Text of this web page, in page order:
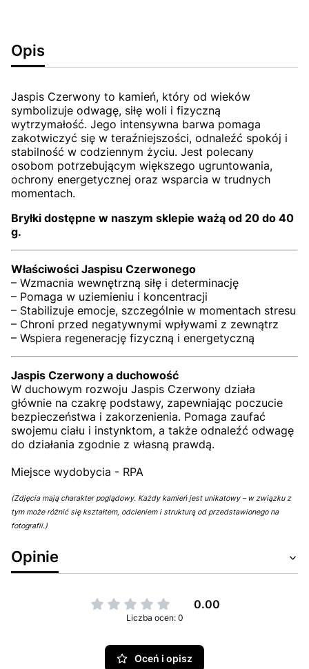
Opis
Jaspis Czerwony to kamień, który od wieków
symbolizuje odwagę, siłę woli i fizyczną
wytrzymałość. Jego intensywna barwa pomaga
zakotwiczyć się w teraźniejszości, odnaleźć spokój i
stabilność w codziennym życiu. Jest polecany
osobom potrzebującym większego ugruntowania,
ochrony energetycznej oraz wsparcia w trudnych
momentach.
Bryłki dostępne w naszym sklepie ważą od 20 do 40
g.
Właściwości Jaspisu Czerwonego
– Wzmacnia wewnętrzną siłę i determinację
– Pomaga w uziemieniu i koncentracji
– Stabilizuje emocje, szczególnie w momentach stresu
– Chroni przed negatywnymi wpływami z zewnątrz
– Wspiera regenerację fizyczną i energetyczną
Jaspis Czerwony a duchowość
W duchowym rozwoju Jaspis Czerwony działa
głównie na czakrę podstawy, zapewniając poczucie
bezpieczeństwa i zakorzenienia. Pomaga zaufać
swojemu ciału i instynktom, a także odnaleźć odwagę
do działania zgodnie z własną prawdą.
Miejsce wydobycia - RPA
(Zdjęcia mają charakter poglądowy. Każdy kamień jest unikatowy – w związku z
tym może różnić się kształtem, odcieniem i strukturą od przedstawionego na
fotografii.)
Opinie
0.00
Liczba ocen: 0
Oceń i opisz